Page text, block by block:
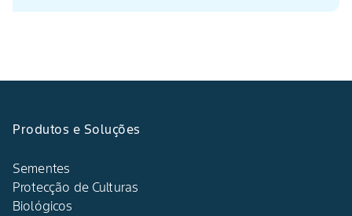
Produtos e Soluções
Sementes
Protecção de Culturas
Biológicos